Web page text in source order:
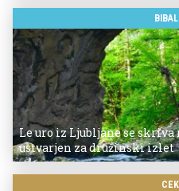
Le uro iz Ljubljane se
ustvarjen za družinski izlet